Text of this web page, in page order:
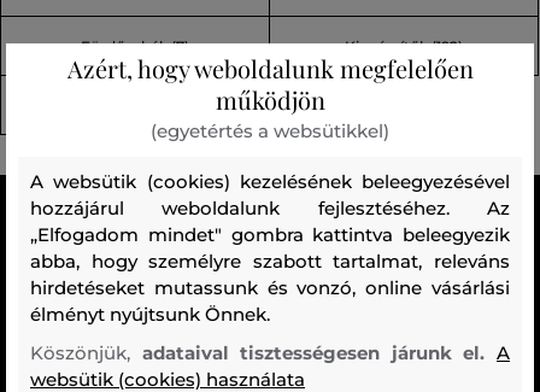
Fürdőruhák (7) Kiegészítők (192)
Termikus Fehérneműk (27)
MINDEN RAKTÁRON
A webáruházban lévő összes áru raktáron van.
AZ EREDETISÉG GARANCIÁJA
Cégünk több évtizedes értékesítési múlttal rendelkezik
Magyarországon. Nálunk mindig 100%-ban eredeti terméket vásárol.
Azért, hogy weboldalunk megfelelően
működjön
(egyetértés a websütikkel)
A websütik (cookies) kezelésének beleegyezésével
hozzájárul weboldalunk fejlesztéséhez. Az
„Elfogadom mindet" gombra kattintva beleegyezik
abba, hogy személyre szabott tartalmat, releváns
hirdetéseket mutassunk és vonzó, online vásárlási
élményt nyújtsunk Önnek.
Köszönjük, adataival tisztességesen járunk el.A
websütik (cookies) használata